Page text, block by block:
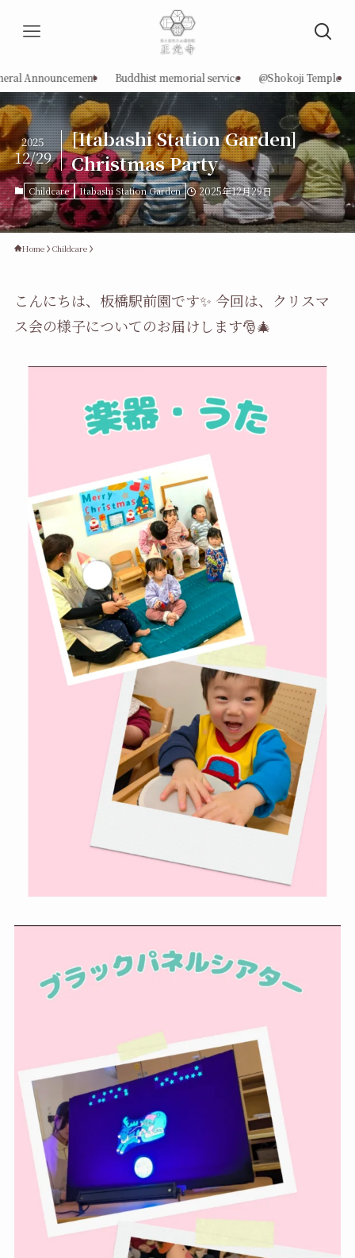
Announcement Buddhist memorial service @Shokoji Temple
[Itabashi Station Garden]
Christmas Party
2025
12/29
Childcare Itabashi Station Garden 2025年12月29日
Home Childcare
こんにちは、板橋駅前園です✨ 今回は、クリスマ
ス会の様子についてのお届けします🎅🎄